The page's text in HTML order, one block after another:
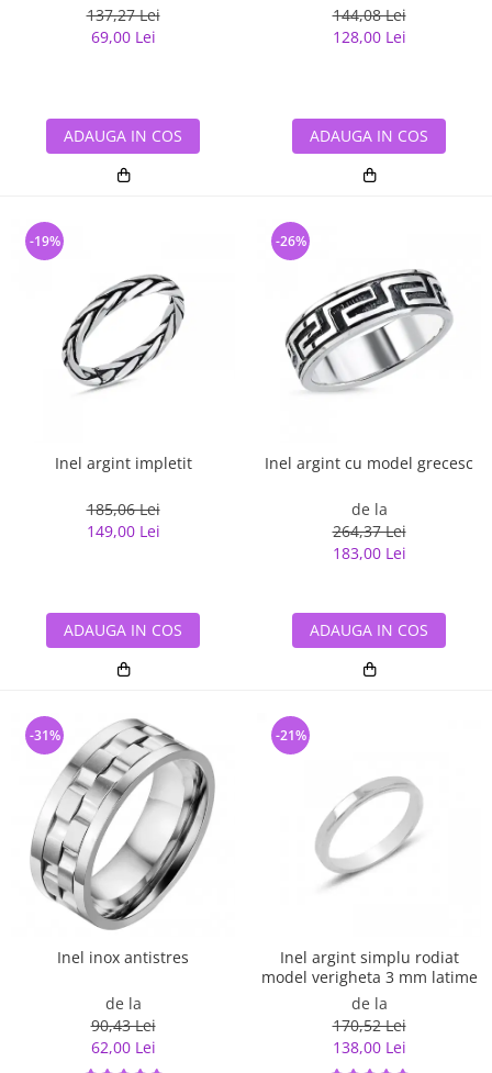
137,27 Lei
69,00 Lei
ADAUGA IN COS
144,08 Lei
128,00 Lei
ADAUGA IN COS
Inel argint impletit
185,06 Lei
149,00 Lei
-19%
ADAUGA IN COS
Inel argint cu model grecesc
de la
264,37 Lei
183,00 Lei
-26%
ADAUGA IN COS
Inel inox antistres
de la
90,43 Lei
62,00 Lei
-31%
Inel argint simplu rodiat
model verigheta 3 mm latime
de la
170,52 Lei
138,00 Lei
-21%